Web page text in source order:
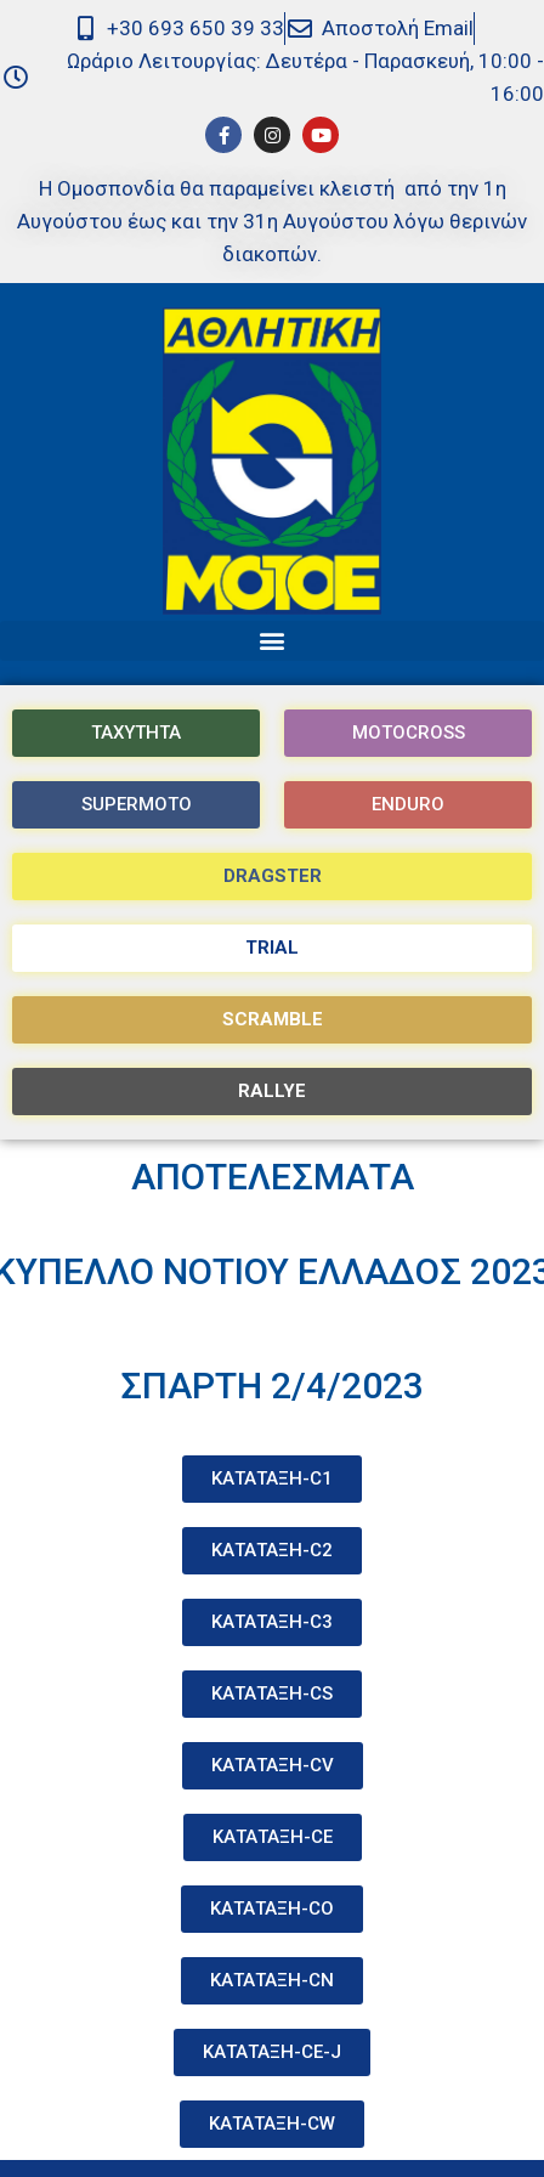
+30 693 650 39 33
Αποστολή Email
Ωράριο Λειτουργίας: Δευτέρα - Παρασκευή, 10:00 -
16:00
Η Ομοσπονδία θα παραμείνει κλειστή από την 1η
Αυγούστου έως και την 31η Αυγούστου λόγω θερινών
διακοπών.
ΤΑΧΥΤΗΤΑ MOTOCROSS
SUPERMOTO ENDURO
DRAGSTER
TRIAL
SCRAMBLE
RALLYE
ΑΠΟΤΕΛΕΣΜΑΤΑ
ΝΟΤΙΟΥ ΕΛΛΑΔΟΣ
ΣΠΑΡΤΗ 2/4/2023
ΚΑΤΑΤΑΞΗ-C1
ΚΑΤΑΤΑΞΗ-C2
ΚΑΤΑΤΑΞΗ-C3
ΚΑΤΑΤΑΞΗ-CS
ΚΑΤΑΤΑΞΗ-CV
ΚΑΤΑΤΑΞΗ-CΕ
ΚΑΤΑΤΑΞΗ-CΟ
ΚΑΤΑΤΑΞΗ-CN
ΚΑΤΑΤΑΞΗ-CE-J
ΚΑΤΑΤΑΞΗ-CW